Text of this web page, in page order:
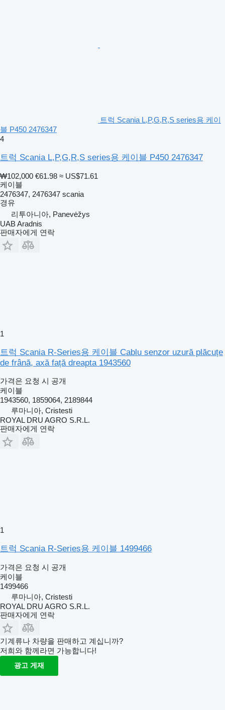
트럭 Scania L,P,G,R,S series용 케이
블 P450 2476347
4
트럭 Scania L,P,G,R,S series용 케이블 P450 2476347
₩102,000 €61.98 ≈ US$71.61
케이블
2476347, 2476347 scania
경유
리투아니아, Panevėžys
UAB Aradnis
판매자에게 연락
1
트럭 Scania R-Series용 케이블 Cablu senzor uzură plăcuțe
de frână, axă față dreapta 1943560
가격은 요청 시 공개
케이블
1943560, 1859064, 2189844
루마니아, Cristesti
ROYAL DRU AGRO S.R.L.
판매자에게 연락
1
트럭 Scania R-Series용 케이블 1499466
가격은 요청 시 공개
케이블
1499466
루마니아, Cristesti
ROYAL DRU AGRO S.R.L.
판매자에게 연락
기계류나 차량을 판매하고 계십니까?
저희와 함께라면 가능합니다!
광고 게재